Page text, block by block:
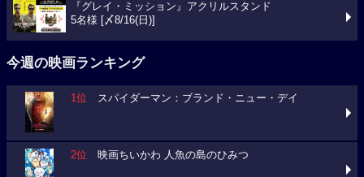
『グレイ・ミッション』アクリルスタンド
5名様 [〆8/16(日)]
今週の映画ランキング
1位 スパイダーマン：ブランド・ニュー・デイ
2位 映画ちいかわ 人魚の島のひみつ